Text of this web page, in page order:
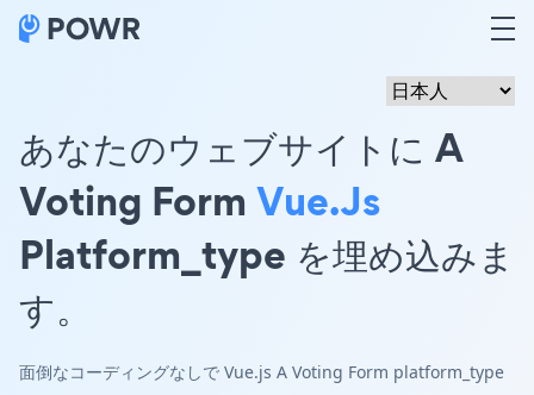
あなたのウェブサイトに A
Voting Form Vue.js
Platform_type を埋め込みま
す。
面倒なコーディングなしで Vue.js A Voting Form platform_type